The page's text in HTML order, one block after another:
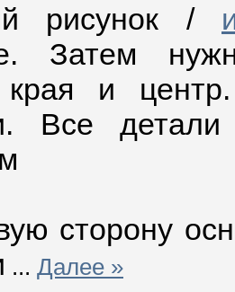
рисунок /
Затем
края и
Все
сторону
... Далее »